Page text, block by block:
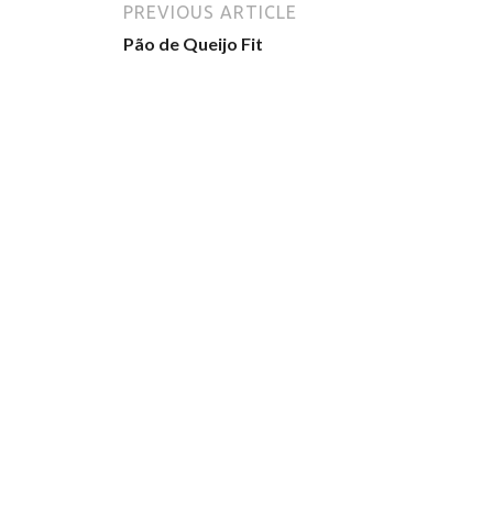
PREVIOUS ARTICLE
Pão de Queijo Fit